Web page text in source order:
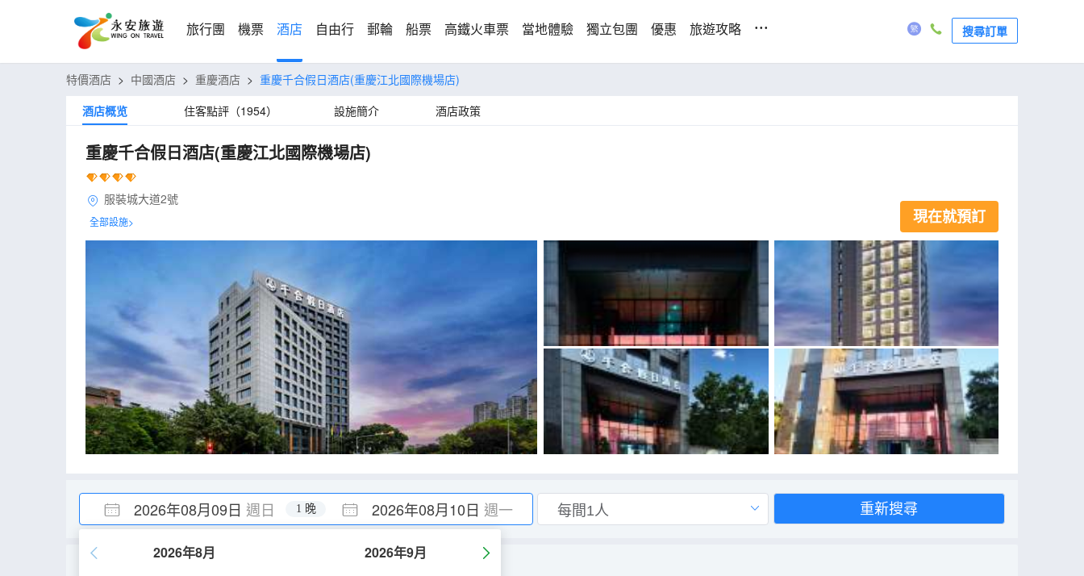
旅行團 機票 酒店 自由行 郵輪 船票 高鐵火車票 當地體驗 獨立包團 優惠 旅遊攻略 ... 搜尋訂單
特價酒店 > 中國酒店 > 重慶酒店 > 重慶千合假日酒店(重慶江北國際機場店)
酒店概览
住客點評（1954） 設施簡介 酒店政策
重慶千合假日酒店(重慶江北國際機場店)
服裝城大道2號
全部設施> 現在就預訂
2026年08月09日 週日 2026年08月10日 週一
1 晚
2026年8月 2026年9月
重新搜尋
温馨常樂親子房（卡通主題+零壓床墊+小冰箱）